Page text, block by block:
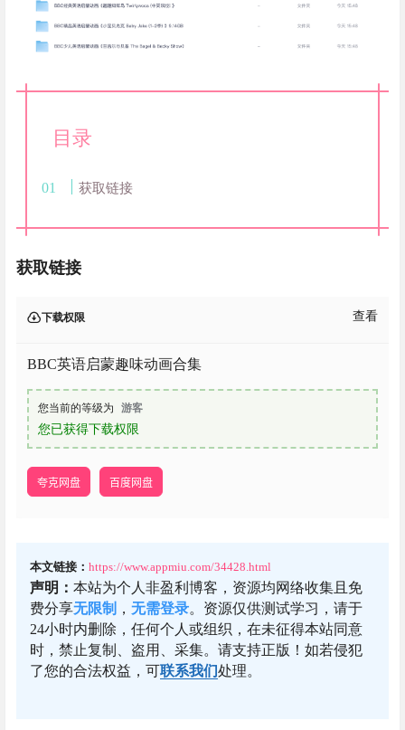
目录
获取链接
获取链接
下载权限 查看
BBC英语启蒙趣味动画合集
您当前的等级为 游客
您已获得下载权限
夸克网盘 百度网盘
本文链接： https://www.appmiu.com/34428.html
声明： 本站为个人非盈利博客，资源均网络收集且免
费分享无限制 ， 无需登录。资源仅供测试学习，请于
24小时内删除，任何个人或组织，在未征得本站同意
时，禁止复制、盗用、采集。请支持正版！如若侵犯
了您的合法权益，可联系我们处理。